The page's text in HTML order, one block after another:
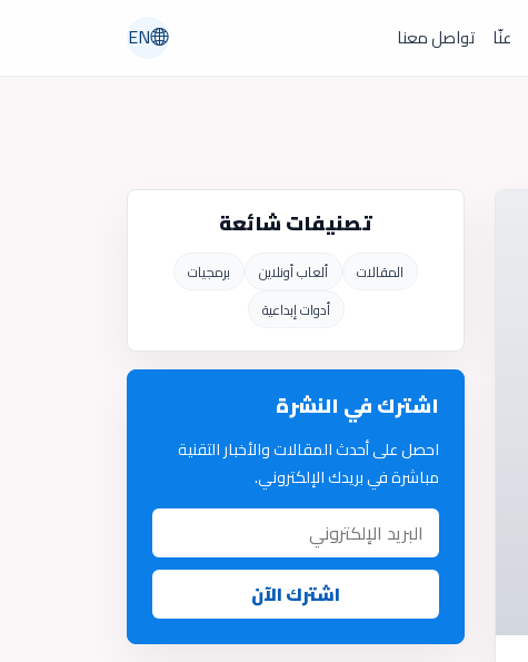
عنّا تواصل معنا EN
تصنيفات شائعة
المقالات ألعاب أونلاين
برمجيات
أدوات إبداعية
اشترك في النشرة
احصل على أحدث المقالات والأخبار التقنية
مباشرة في بريدك الإلكتروني.
اشترك الآن